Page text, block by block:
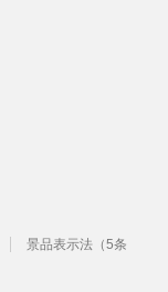
景品表示法（5条